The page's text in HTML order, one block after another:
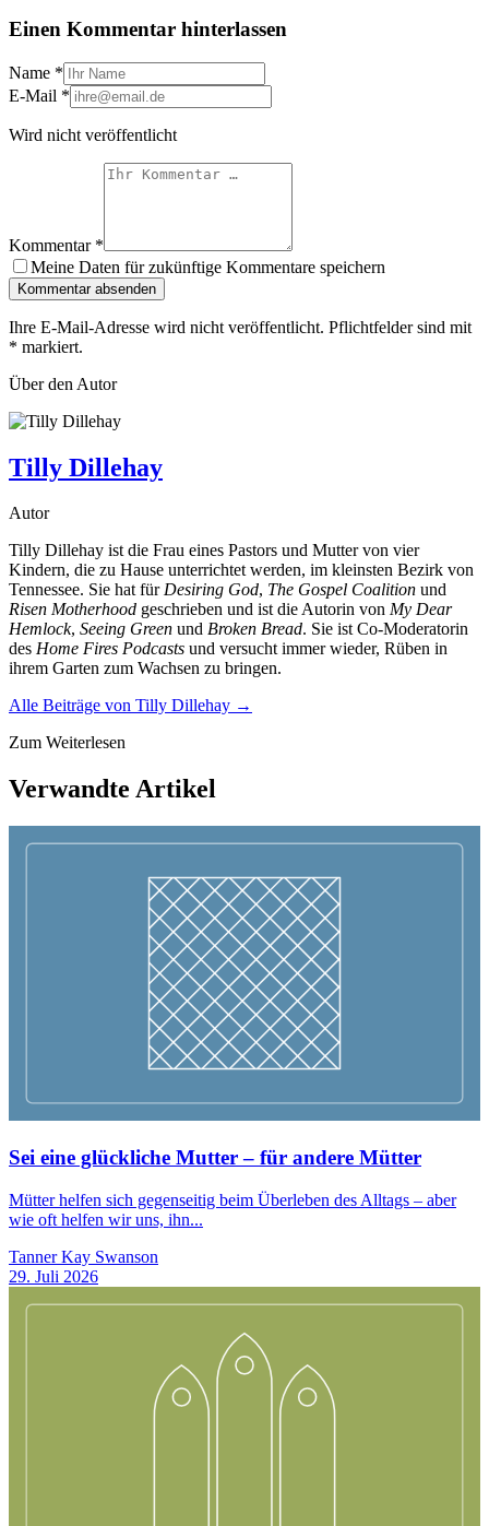
Einen Kommentar hinterlassen
Name *
E-Mail *
Wird nicht veröffentlicht
Kommentar *
Meine Daten für zukünftige Kommentare speichern
Kommentar absenden
Ihre E-Mail-Adresse wird nicht veröffentlicht. Pflichtfelder sind mit
* markiert.
Über den Autor
Tilly Dillehay
Autor
Tilly Dillehay ist die Frau eines Pastors und Mutter von vier
Kindern, die zu Hause unterrichtet werden, im kleinsten Bezirk von
Tennessee. Sie hat fürDesiring God, The Gospel Coalition und
Risen Motherhood geschrieben und ist die Autorin von My Dear
Hemlock, Seeing Green und Broken Bread. Sie ist Co-Moderatorin
des Home Fires Podcasts und versucht immer wieder, Rüben in
ihrem Garten zum Wachsen zu bringen.
Alle Beiträge von Tilly Dillehay →
Zum Weiterlesen
Verwandte Artikel
Sei eine glückliche Mutter – für andere Mütter
Mütter helfen sich gegenseitig beim Überleben des Alltags – aber
wie oft helfen wir uns, ihn...
Tanner Kay Swanson
29. Juli 2026